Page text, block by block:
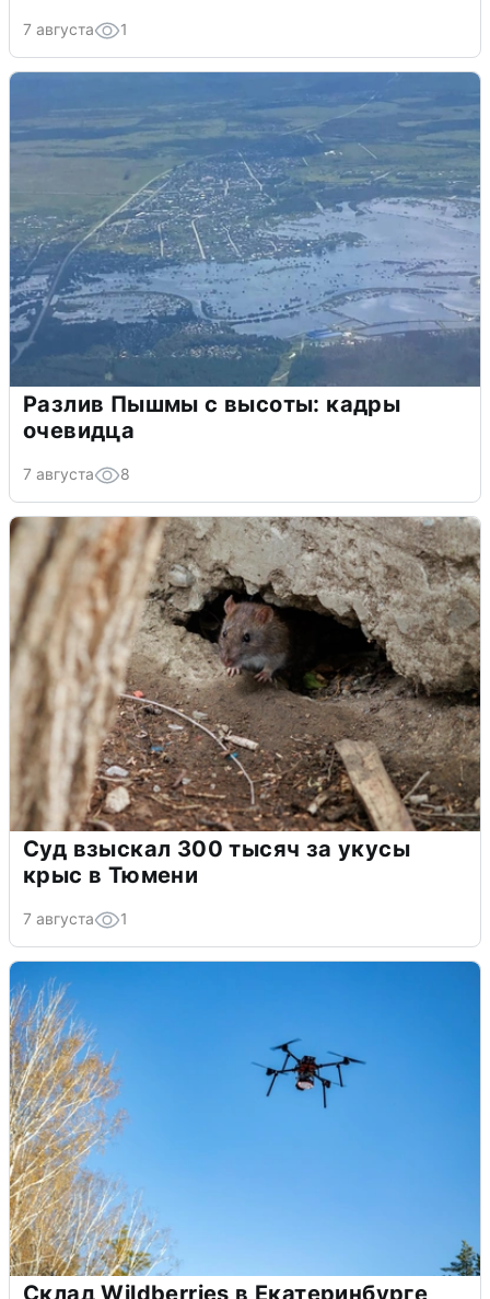
7 августа 1
Разлив Пышмы с высоты: кадры
очевидца
7 августа 8
Суд взыскал 300 тысяч за укусы
крыс в Тюмени
7 августа 1
Склад Wildberries в Екатеринбурге